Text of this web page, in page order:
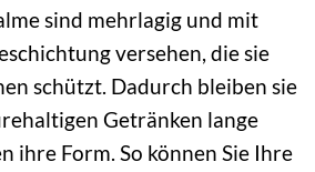
sind mehrlagig und mit
versehen, die sie
schützt. Dadurch bleiben sie
Getränken lange
ihre Form. So können Sie Ihre